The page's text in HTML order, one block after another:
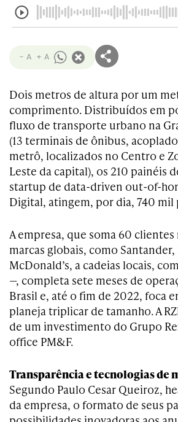
- A + A
Dois metros de altura por um
comprimento. Distribuídos em
fluxo de transporte urbano na
(13 terminais de ônibus,
metrô, localizados no Centro e
Leste da capital), os 210 painéis
startup de data-driven out-of-
Digital, atingem, por dia, 740 mil
A empresa, que soma 60
marcas globais, como
McDonald’s, a cadeias locais,
—, completa sete meses de
Brasil e, até o fim de 2022, foca
planeja triplicar de tamanho. A
de um investimento do Grupo
office PM&F.
Transparência e tecnologias de
Segundo Paulo Cesar Queiroz,
da empresa, o formato de seus